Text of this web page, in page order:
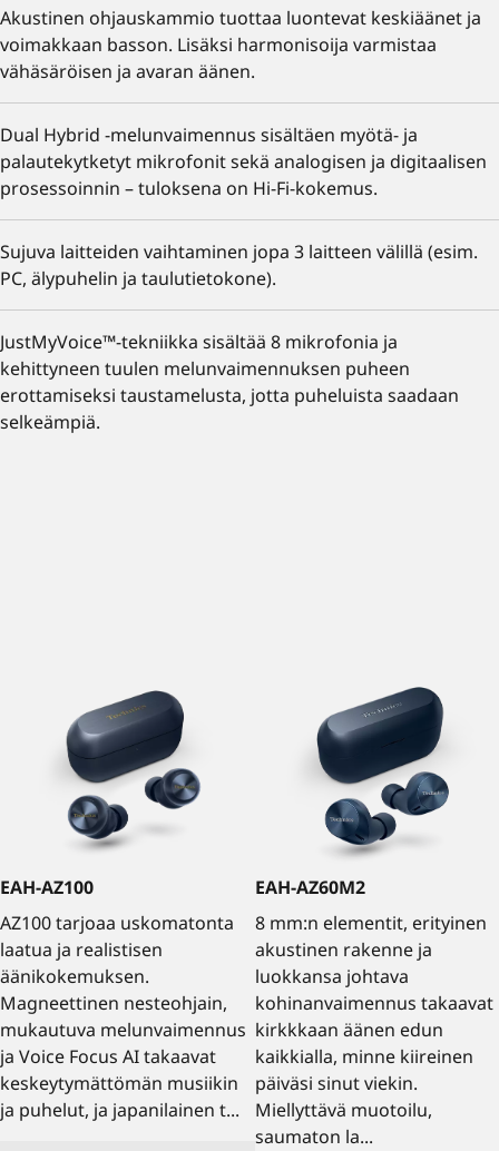
Akustinen ohjauskammio tuottaa luontevat keskiäänet ja
voimakkaan basson. Lisäksi harmonisoija varmistaa
vähäsäröisen ja avaran äänen.
Dual Hybrid -melunvaimennus sisältäen myötä- ja
palautekytketyt mikrofonit sekä analogisen ja digitaalisen
prosessoinnin – tuloksena on Hi-Fi-kokemus.
Sujuva laitteiden vaihtaminen jopa 3 laitteen välillä (esim.
PC, älypuhelin ja taulutietokone).
JustMyVoice™-tekniikka sisältää 8 mikrofonia ja
kehittyneen tuulen melunvaimennuksen puheen
erottamiseksi taustamelusta, jotta puheluista saadaan
selkeämpiä.
EAH-AZ100
AZ100 tarjoaa uskomatonta
laatua ja realistisen
äänikokemuksen.
Magneettinen nesteohjain,
mukautuva melunvaimennus
ja Voice Focus AI takaavat
keskeytymättömän musiikin
ja puhelut, ja japanilainen t...
EAH-AZ60M2
8 mm:n elementit, erityinen
akustinen rakenne ja
luokkansa johtava
kohinanvaimennus takaavat
kirkkkaan äänen edun
kaikkialla, minne kiireinen
päiväsi sinut viekin.
Miellyttävä muotoilu,
saumaton la...